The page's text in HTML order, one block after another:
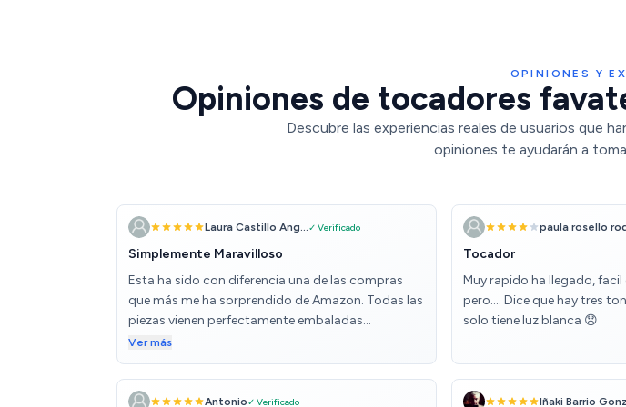
OPINIONES Y
Opiniones de tocadores
Descubre las experiencias reales de usuarios que
opiniones te ayudarán a
Laura Castillo Ang...✓ Verificado
Simplemente Maravilloso
Esta ha sido con diferencia una de las compras
que más me ha sorprendido de Amazon. Todas las
piezas vienen perfectamente embaladas
separadas con tela plastificada y poliespan que
asegura que nada se dañe. O al menos lo intenta.
Es verdad que el mensajero me depositó la caja
Consumo cuidado, y si aseguro de que fuera estar
Ver más
paula rosello
Tocador
Muy rapido ha llegado,
pero…. Dice que hay tres
solo tiene luz blanca 😞
Antonio✓ Verificado Iñaki Barrio